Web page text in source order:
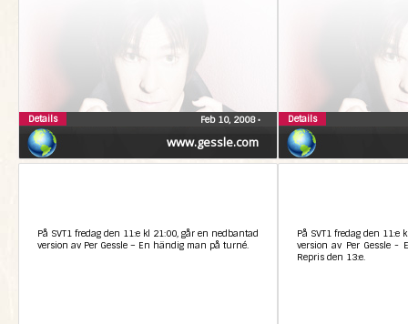
www.gessle.com
Feb 10, 2008•
Details Details
På SVT1 fredag den 11:e kl 21:00, går en nedbantad
version av Per Gessle – En händig man på turné.
På SVT1 fredag den 11:e
version av Per Gessle -
Repris den 13:e.